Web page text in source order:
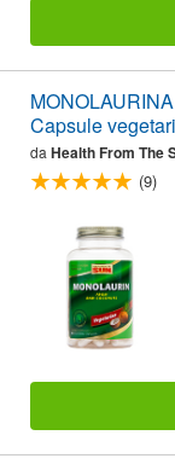
Capsule
da Health From The
(9)